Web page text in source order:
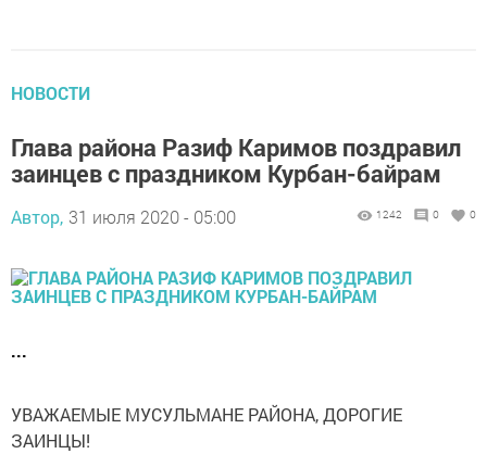
НОВОСТИ
Глава района Разиф Каримов поздравил
заинцев с праздником Курбан-байрам
Автор, 31 июля 2020 - 05:00 1242 0 0
...
УВАЖАЕМЫЕ МУСУЛЬМАНЕ РАЙОНА, ДОРОГИЕ
ЗАИНЦЫ!